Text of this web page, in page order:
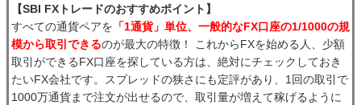
【SBI FXトレードのおすすめポイント】
すべての通貨ペアを 「1通貨」単位、一般的なFX口座の1/1000の規
模から取引できるのが最大の特徴！ これからFXを始める人、少額
取引ができるFX口座を探している方は、絶対にチェックしておき
たいFX会社です。スプレッドの狭さにも定評があり、1回の取引で
1000万通貨まで注文が出せるので、取引量が増えて稼げるように